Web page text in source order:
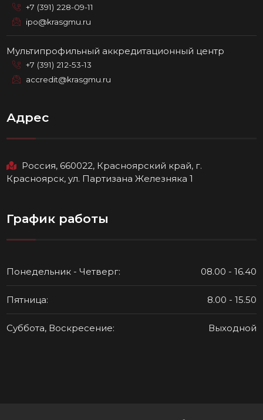
+7 (391) 228-09-11
ipo@krasgmu.ru
Мультипрофильный аккредитационный центр
+7 (391) 212-53-13
accredit@krasgmu.ru
Адрес
Россия, 660022, Красноярский край, г.
Красноярск, ул. Партизана Железняка 1
График работы
Понедельник - Четверг: 08.00 - 16.40
Пятница: 8.00 - 15.50
Суббота, Воскресение: Выходной